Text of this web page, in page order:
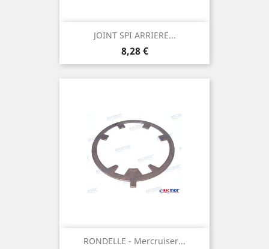
JOINT SPI ARRIERE...
Prix
8,28 €
RONDELLE - Mercruiser...